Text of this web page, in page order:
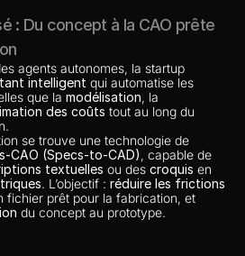
: Du concept à la CAO prête
agents autonomes, la startup
intelligent qui automatise les
que la modélisation
des coûts tout au long du
CAO (Specs-to-CAD) , capable de
textuelles ou des croquis
. L’objectif : réduire les frictions
du concept au prototype.